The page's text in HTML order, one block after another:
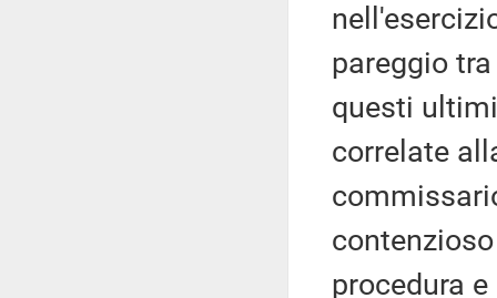
pareggio
questi
correlate
procedura